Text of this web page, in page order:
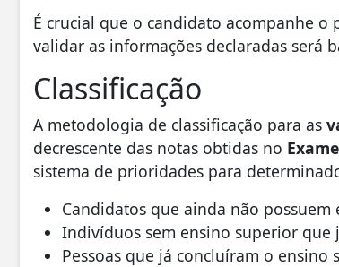
É crucial que o candidato acompanhe o
validar as informações declaradas será
Classificação
A metodologia de classificação para as
decrescente das notas obtidas no
sistema de prioridades para
Candidatos que ainda não
Indivíduos sem ensino superior
Pessoas que já concluíram o